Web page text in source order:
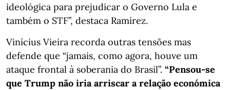
ideológica para prejudicar o Governo Lula e
também o STF”, destaca Ramírez.
Vinícius Vieira recorda outras tensões mas
defende que “jamais, como agora, houve um
ataque frontal à soberania do Brasil”. “Pensou-se
que Trump não iria arriscar a relação económica